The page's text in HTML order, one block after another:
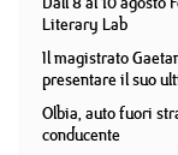
Literary Lab
Il magistrato
presentare il suo
Olbia, auto fuori
conducente